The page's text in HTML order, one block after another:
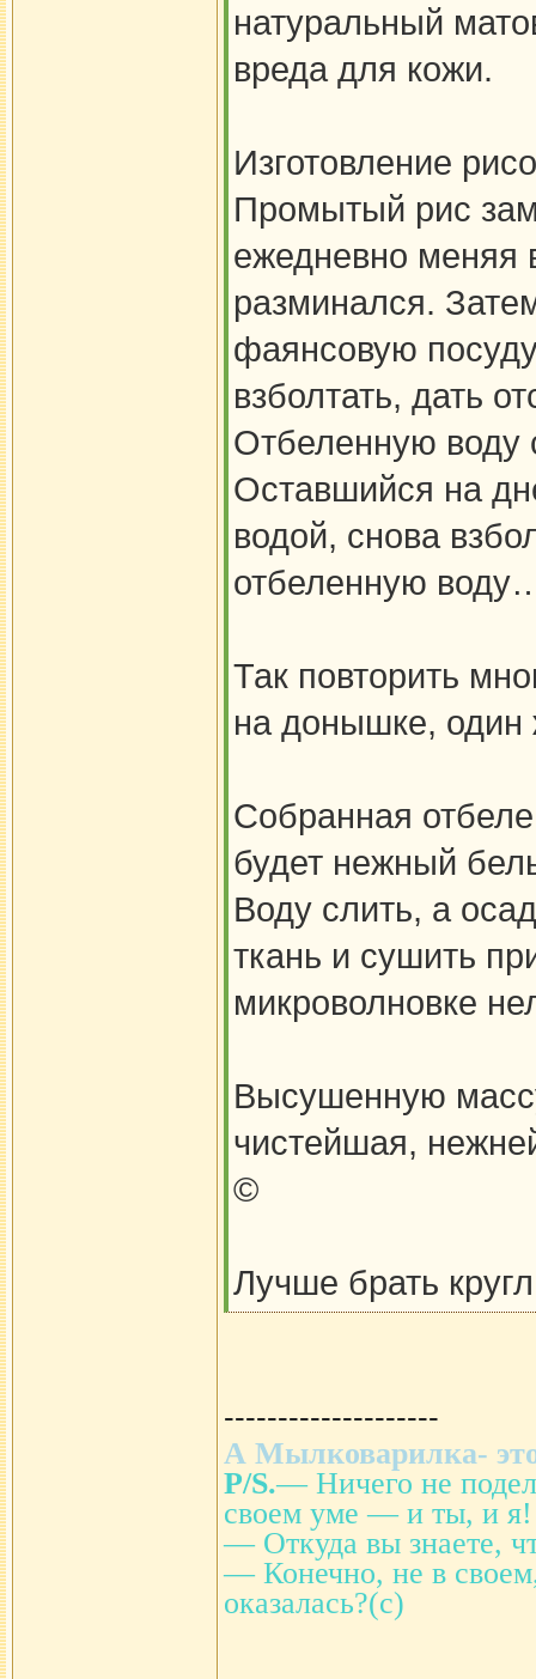
натуральный
вреда для кожи.
Изготовление
Промытый рис
ежедневно меняя
разминался.
фаянсовую
взболтать, дать
Отбеленную воду
Оставшийся на
водой, снова
отбеленную
Так повторить
на донышке,
Собранная
будет нежный
Воду слить, а
ткань и сушить
микроволновке
Высушенную
чистейшая,
©
Лучше брать
--------------------
А Мылковарилка-
P/S.— Ничего не
своем уме — и ты, и я!
— Откуда вы знаете,
— Конечно, не в
оказалась?(с)